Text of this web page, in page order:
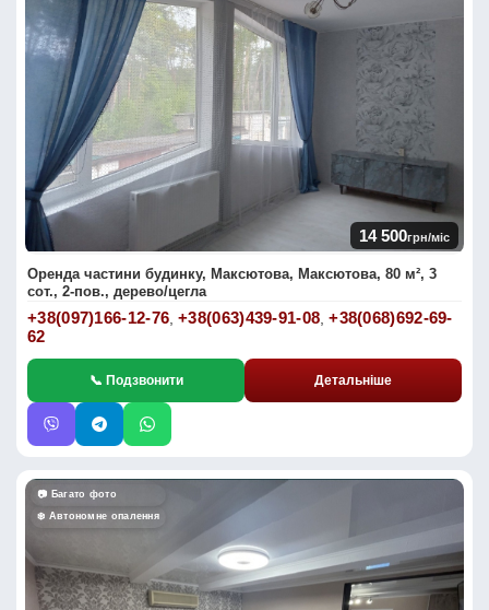
14 500грн/міс
Оренда частини будинку, Максютова, Максютова, 80 м², 3
сот., 2-пов., дерево/цегла
+38(097)166-12-76 ,+38(063)439-91-08 ,+38(068)692-69-
62
📞 Подзвонити Детальніше
📷 Багато фото
❄️ Автономне опалення